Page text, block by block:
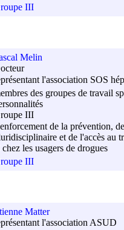
III
Melin
l'association SOS
des groupes de travail
III
de la prévention,
et de l'accès au
les usagers de drogues
III
Matter
l'association ASUD